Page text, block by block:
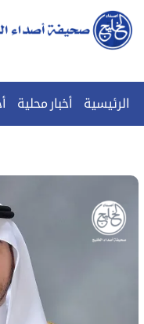
الرئيسية أخبار محلية